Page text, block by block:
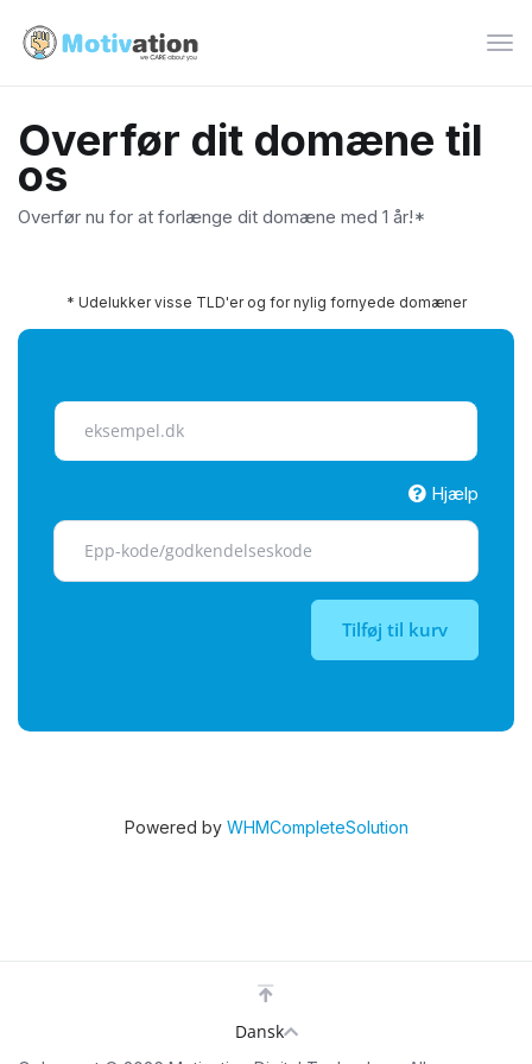
Skift
Overfør dit domæne til
os
Overfør nu for at forlænge dit domæne med 1 år!*
Hjælp
Tilføj til kurv
* Udelukker visse TLD'er og for nylig fornyede domæner
Powered by WHMCompleteSolution
Dansk